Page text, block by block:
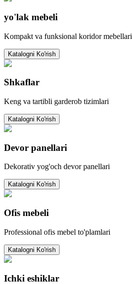
yo'lak mebeli
Kompakt va funksional koridor mebellari
Katalogni Ko'rish
Shkaflar
Keng va tartibli garderob tizimlari
Katalogni Ko'rish
Devor panellari
Dekorativ yog'och devor panellari
Katalogni Ko'rish
Ofis mebeli
Professional ofis mebel to'plamlari
Katalogni Ko'rish
Ichki eshiklar